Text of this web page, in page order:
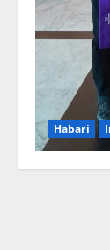
Habari